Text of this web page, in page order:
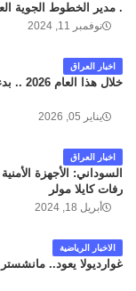
. مدير الخطوط الجوية
داخل مطار البصرة
كان سبب الحادث يعود
تابعة لشركة الهلال
سائلين الله عز وجل ان
نوفمبر 11, 2024
اخبار العراق
خلال هذا العام 2026 .. بدء بتشغيل ميناء الفاو الكبير .
يناير 05, 2026
اخبار العراق
السوداني: الأجهزة
رفات كايلا مولر
أبريل 18, 2024
الاخبار الرياضية
غوارديولا يعود..